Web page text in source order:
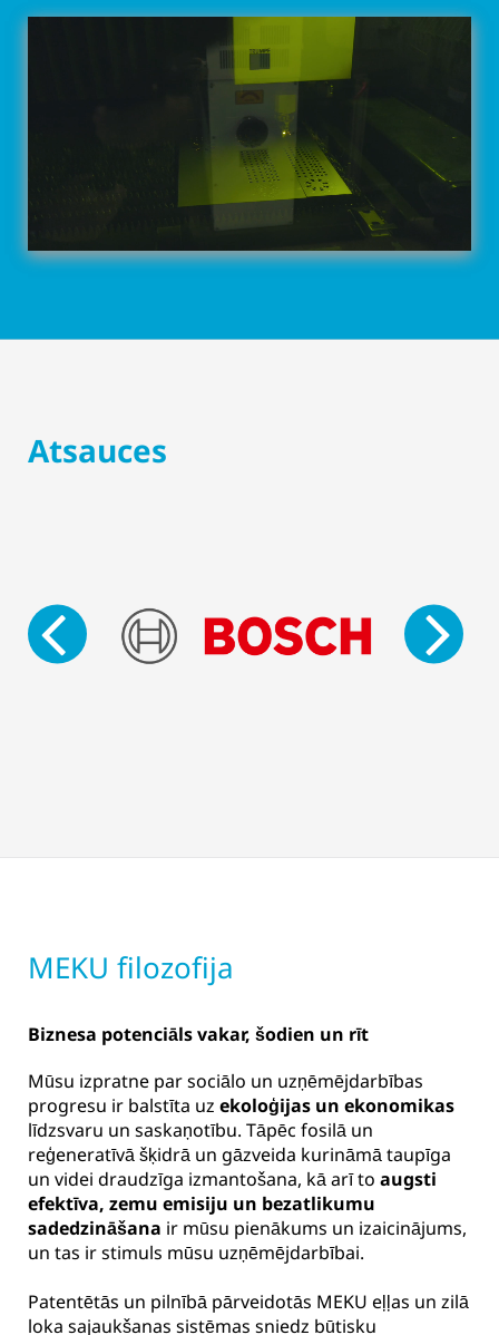
Atsauces
MEKU filozofija
Biznesa potenciāls vakar, šodien un rīt
Mūsu izpratne par sociālo un uzņēmējdarbības
progresu ir balstīta uz ekoloģijas un ekonomikas
līdzsvaru un saskaņotību. Tāpēc fosilā un
reģeneratīvā šķidrā un gāzveida kurināmā taupīga
un videi draudzīga izmantošana, kā arī to augsti
efektīva, zemu emisiju un bezatlikumu
sadedzināšana ir mūsu pienākums un izaicinājums,
un tas ir stimuls mūsu uzņēmējdarbībai.
Patentētās un pilnībā pārveidotās MEKU eļļas un zilā
loka sajaukšanas sistēmas sniedz būtisku